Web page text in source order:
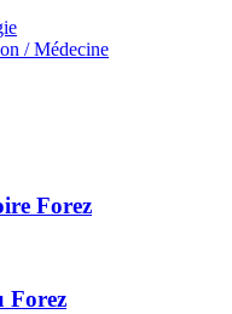
/ Médecine
Forez
Forez